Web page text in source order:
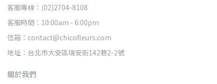
客服專線：(02)2704-8108
客服時間：10:00am - 6:00pm
信箱：contact@chicofleurs.com
地址：台北市大安區瑞安街142巷2-2號
關於我們